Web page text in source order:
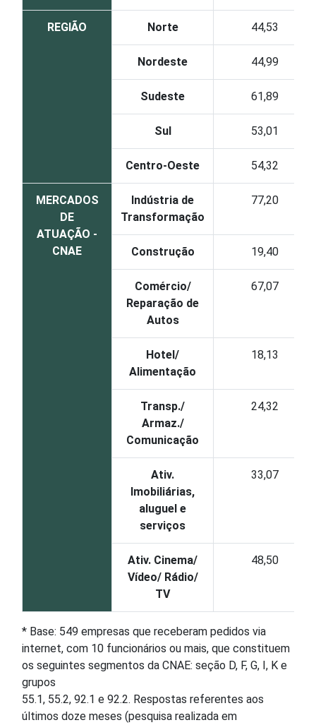
REGIÃO Norte 44,53
Nordeste 44,99
Sudeste 61,89
Sul 53,01
Centro-Oeste 54,32
MERCADOS
DE
ATUAÇÃO -
CNAE
Indústria de
Transformação
77,20
Construção 19,40
Comércio/
Reparação de
Autos
67,07
Hotel/
Alimentação
18,13
Transp./
Armaz./
Comunicação
24,32
Ativ.
Imobiliárias,
aluguel e
serviços
33,07
Ativ. Cinema/
Vídeo/ Rádio/
TV
48,50
* Base: 549 empresas que receberam pedidos via
internet, com 10 funcionários ou mais, que constituem
os seguintes segmentos da CNAE: seção D, F, G, I, K e
grupos
55.1, 55.2, 92.1 e 92.2. Respostas referentes aos
últimos doze meses (pesquisa realizada em